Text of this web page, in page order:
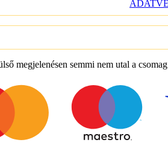
megjelenésen semmi nem utal a